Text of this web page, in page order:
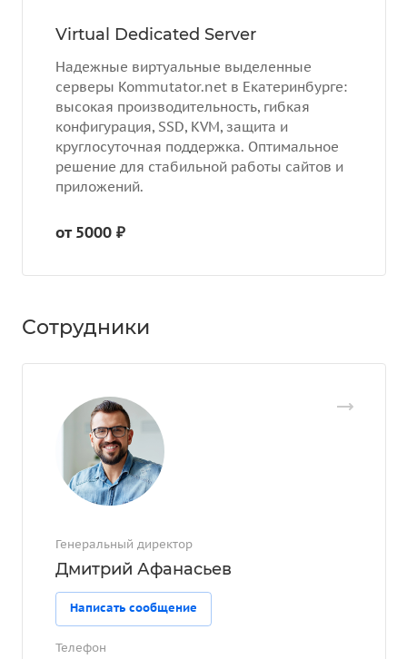
Virtual Dedicated Server
Надежные виртуальные выделенные
серверы Kommutator.net в Екатеринбурге:
высокая производительность, гибкая
конфигурация, SSD, KVM, защита и
круглосуточная поддержка. Оптимальное
решение для стабильной работы сайтов и
приложений.
от 5000 ₽
Сотрудники
Генеральный директор
Дмитрий Афанасьев
Написать сообщение
Телефон